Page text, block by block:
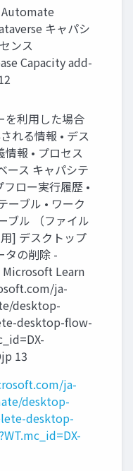
キャパシ
ンス
Capacity add-
を利用した場合
れる情報 • デス
報 • プロセス
ース キャパシテ
ロー実行履歴 •
ーブル • ワーク
ブル （ファイル
] デスクトップ
タの削除 -
Learn
ja-
desktop-
desktop-flow-
13
ja-
desktop-
desktop-